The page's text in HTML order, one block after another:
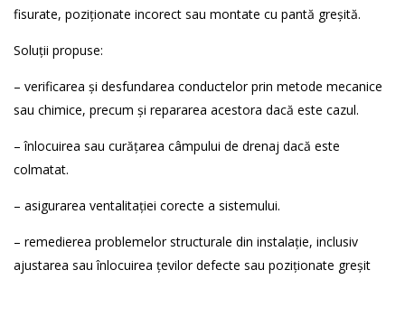
fisurate, poziționate incorect sau montate cu pantă greșită.
Soluții propuse:
– verificarea și desfundarea conductelor prin metode mecanice
sau chimice, precum și repararea acestora dacă este cazul.
– înlocuirea sau curățarea câmpului de drenaj dacă este
colmatat.
– asigurarea ventalitației corecte a sistemului.
– remedierea problemelor structurale din instalație, inclusiv
ajustarea sau înlocuirea țevilor defecte sau poziționate greșit